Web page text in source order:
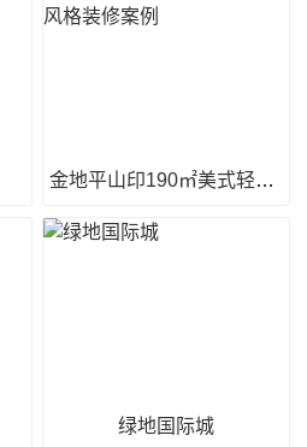
金地平山印190㎡美式轻奢风格装修案例
绿地国际城